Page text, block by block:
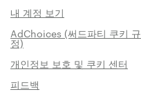
내 계정 보기
AdChoices (써드파티 쿠키 규
정)
개인정보 보호 및 쿠키 센터
피드백